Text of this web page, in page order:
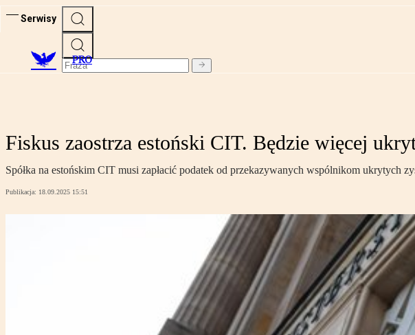
Serwisy
PRO
Fiskus zaostrza estoński CIT. Będzie więcej
Spółka na estońskim CIT musi zapłacić podatek od przekazywanych wspólnikom ukrytych
Publikacja: 18.09.2025 15:51